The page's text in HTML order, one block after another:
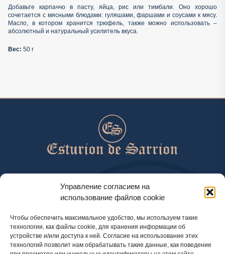
Управление согласием на
использование файлов cookie
Чтобы обеспечить максимальное удобство, мы используем такие
технологии, как файлы cookie, для хранения информации об
устройстве и/или доступа к ней. Согласие на использование этих
технологий позволит нам обрабатывать такие данные, как поведение
Добавьте карпаччо в пасту, яйца, рис или тимбали. Оно хорошо
сочетается с мясными блюдами: гуляшами, фаршами и соусами к мясу.
Масло, в котором хранится трюфель, также можно использовать –
абсолютный и натуральный усилитель вкуса.
Вес: 50 г
с 9 до 18 (GMT+2) по будням
Способы оплаты